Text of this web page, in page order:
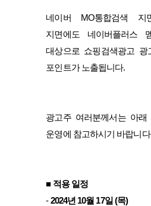
네이버 MO통합검색 지
지면에도 네이버플러스
대상으로 쇼핑검색광고
포인트가 노출됩니다.
광고주 여러분께서는 아
운영에 참고하시기 바랍니
■ 적용 일정
- 2024년 10월 17일 (목)